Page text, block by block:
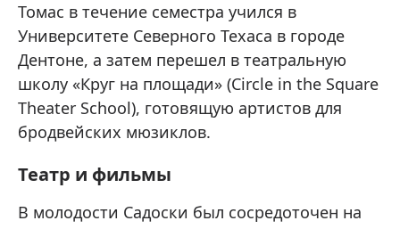
Томас в течение семестра учился в
Университете Северного Техаса в городе
Дентоне, а затем перешел в театральную
школу «Круг на площади» (Circle in the Square
Theater School), готовящую артистов для
бродвейских мюзиклов.
Театр и фильмы
В молодости Садоски был сосредоточен на